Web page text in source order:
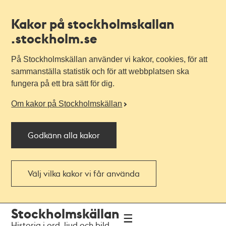
Kakor på stockholmskallan
.stockholm.se
På Stockholmskällan använder vi kakor, cookies, för att
sammanställa statistik och för att webbplatsen ska
fungera på ett bra sätt för dig.
Om kakor på Stockholmskällan
Godkänn alla kakor
Välj vilka kakor vi får använda
navigationen
huvudinnehållet
Stockholmskällan